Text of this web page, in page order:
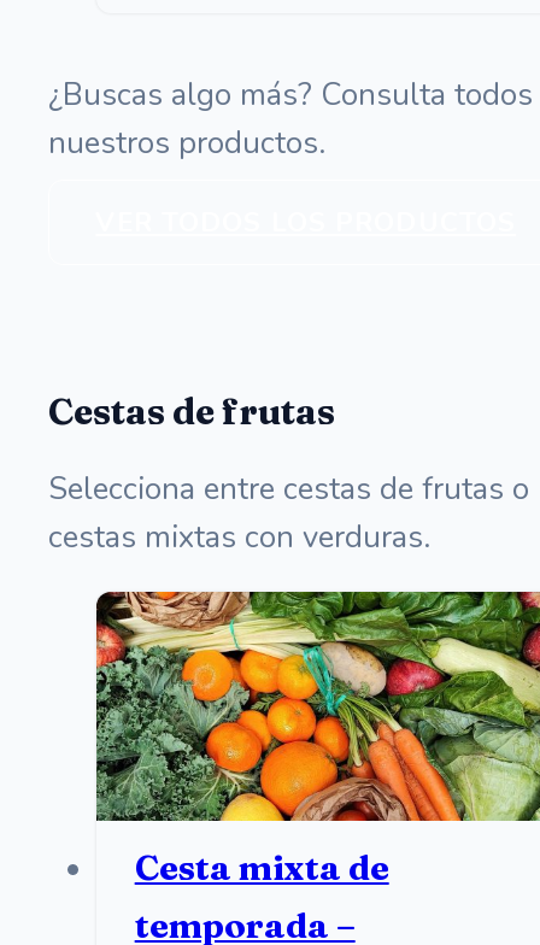
¿Buscas algo más? Consulta todos
nuestros productos.
Cestas de frutas
Selecciona entre cestas de frutas o
cestas mixtas con verduras.
Cesta mixta de
temporada –